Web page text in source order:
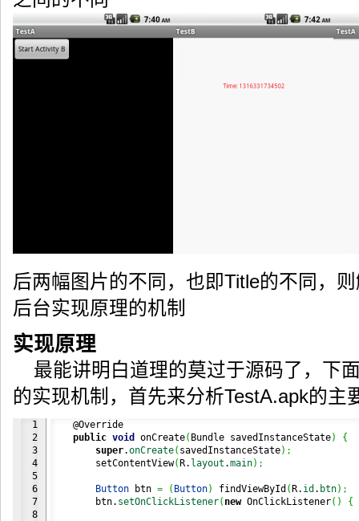
后两幅图片的不同，也即Title的不同，
后台实现原理的机制
实现原理
最能讲明白道理的莫过于源码了，下
的实现机制，首先来分析TestA.apk的主
1
2
3
4
5
6
7
8
@Override
public void onCreate( Bundle savedInstanceState)
{
super.onCreate( savedInstanceState) ;
setContentView( R. layout .main) ;
Button btn = ( Button) findViewById ( R. id . btn) ;
btn. setOnClickListener( new OnClickListener( ) {